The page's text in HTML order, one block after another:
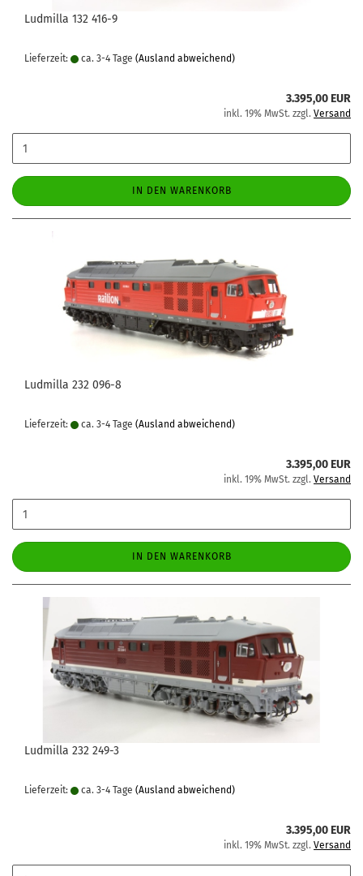
Ludmilla 132 416-9
Lieferzeit: ca. 3-4 Tage (Ausland abweichend)
3.395,00 EUR
inkl. 19% MwSt. zzgl. Versand
IN DEN WARENKORB
Ludmilla 232 096-8
Lieferzeit: ca. 3-4 Tage (Ausland abweichend)
3.395,00 EUR
inkl. 19% MwSt. zzgl. Versand
IN DEN WARENKORB
Ludmilla 232 249-3
Lieferzeit: ca. 3-4 Tage (Ausland abweichend)
3.395,00 EUR
inkl. 19% MwSt. zzgl. Versand